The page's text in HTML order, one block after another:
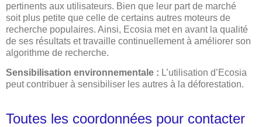
pertinents aux utilisateurs. Bien que leur part de marché
soit plus petite que celle de certains autres moteurs de
recherche populaires. Ainsi, Ecosia met en avant la qualité
de ses résultats et travaille continuellement à améliorer son
algorithme de recherche.
Sensibilisation environnementale : L’utilisation d’Ecosia
peut contribuer à sensibiliser les autres à la déforestation.
Toutes les coordonnées pour contacter